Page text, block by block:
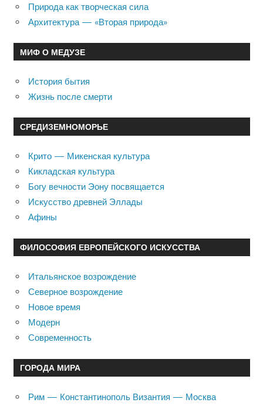
Природа как творческая сила
Архитектура — «Вторая природа»
МИФ О МЕДУЗЕ
История бытия
Жизнь после смерти
СРЕДИЗЕМНОМОРЬЕ
Крито — Микенская культура
Кикладская культура
Богу вечности Эону посвящается
Искусство древней Эллады
Афины
ФИЛОСОФИЯ ЕВРОПЕЙСКОГО ИСКУССТВА
Итальянское возрождение
Северное возрождение
Новое время
Модерн
Современность
ГОРОДА МИРА
Рим — Константинополь Византия — Москва